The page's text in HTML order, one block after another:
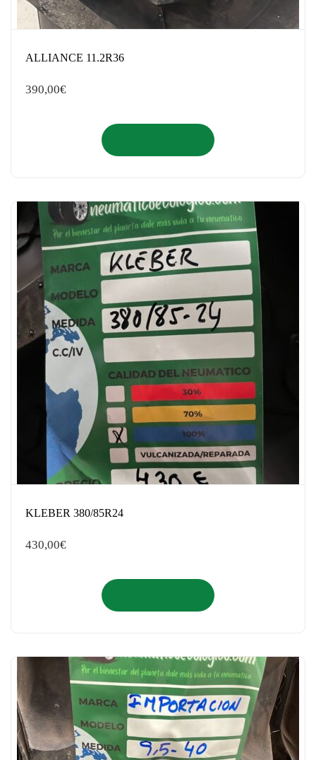
ALLIANCE 11.2R36
390,00€
KLEBER 380/85R24
430,00€